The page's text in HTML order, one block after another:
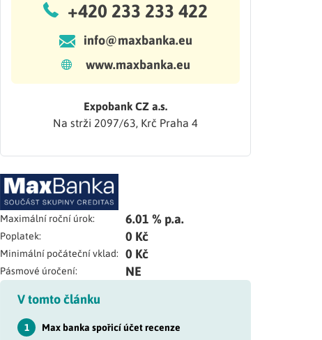
+420 233 233 422
info@maxbanka.eu
www.maxbanka.eu
Expobank CZ a.s.
Na strži 2097/63, Krč Praha 4
Maximální roční úrok: 6.01 % p.a.
Poplatek: 0 Kč
Minimální počáteční vklad: 0 Kč
Pásmové úročení:
NE
V tomto článku
1 Max banka spořicí účet recenze